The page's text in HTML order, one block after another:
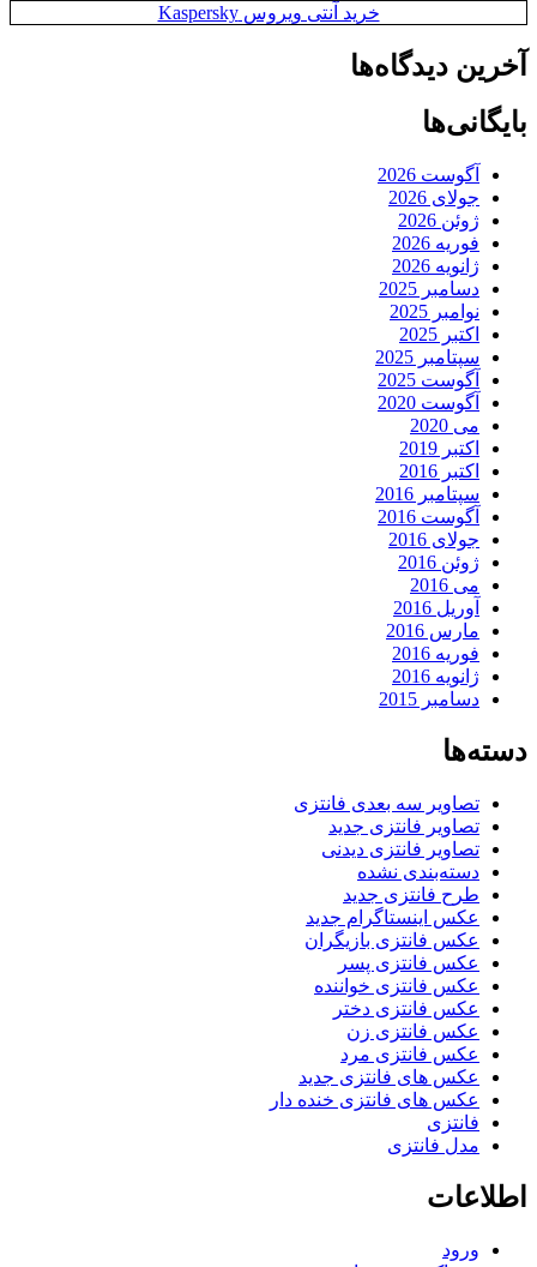
خرید آنتی ویروس Kaspersky
آخرین دیدگاه‌ها
بایگانی‌ها
آگوست 2026
جولای 2026
ژوئن 2026
فوریه 2026
ژانویه 2026
دسامبر 2025
نوامبر 2025
اکتبر 2025
سپتامبر 2025
آگوست 2025
آگوست 2020
می 2020
اکتبر 2019
اکتبر 2016
سپتامبر 2016
آگوست 2016
جولای 2016
ژوئن 2016
می 2016
آوریل 2016
مارس 2016
فوریه 2016
ژانویه 2016
دسامبر 2015
دسته‌ها
تصاویر سه بعدی فانتزی
تصاویر فانتزی جدید
تصاویر فانتزی دیدنی
دسته‌بندی نشده
طرح فانتزی جدید
عکس اینستاگرام جدید
عکس فانتزی بازیگران
عکس فانتزی پسر
عکس فانتزی خواننده
عکس فانتزی دختر
عکس فانتزی زن
عکس فانتزی مرد
عکس های فانتزی جدید
عکس های فانتزی خنده دار
فانتزی
مدل فانتزی
اطلاعات
ورود